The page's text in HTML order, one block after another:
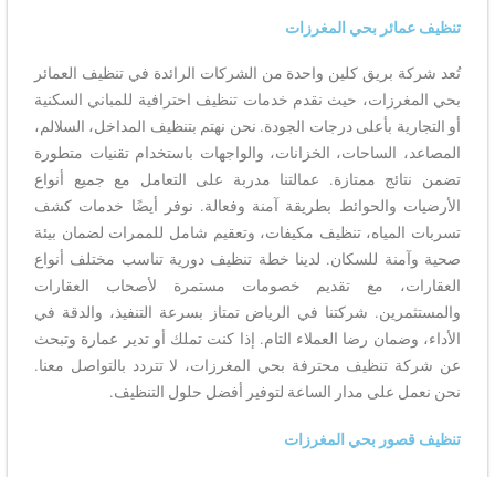
تنظيف عمائر بحي المغرزات
تُعد شركة بريق كلين واحدة من الشركات الرائدة في تنظيف العمائر
بحي المغرزات، حيث نقدم خدمات تنظيف احترافية للمباني السكنية
أو التجارية بأعلى درجات الجودة. نحن نهتم بتنظيف المداخل، السلالم،
المصاعد، الساحات، الخزانات، والواجهات باستخدام تقنيات متطورة
تضمن نتائج ممتازة. عمالتنا مدربة على التعامل مع جميع أنواع
الأرضيات والحوائط بطريقة آمنة وفعالة. نوفر أيضًا خدمات كشف
تسربات المياه، تنظيف مكيفات، وتعقيم شامل للممرات لضمان بيئة
صحية وآمنة للسكان. لدينا خطة تنظيف دورية تناسب مختلف أنواع
العقارات، مع تقديم خصومات مستمرة لأصحاب العقارات
والمستثمرين. شركتنا في الرياض تمتاز بسرعة التنفيذ، والدقة في
الأداء، وضمان رضا العملاء التام. إذا كنت تملك أو تدير عمارة وتبحث
عن شركة تنظيف محترفة بحي المغرزات، لا تتردد بالتواصل معنا.
نحن نعمل على مدار الساعة لتوفير أفضل حلول التنظيف.
تنظيف قصور بحي المغرزات